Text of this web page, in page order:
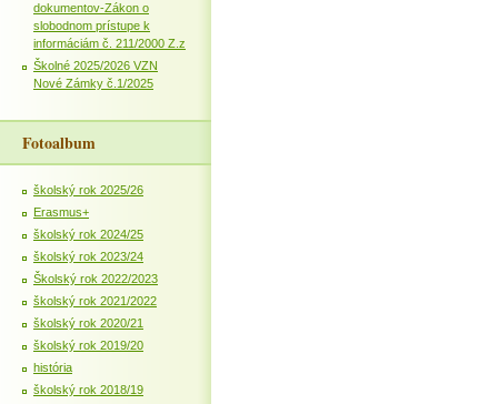
dokumentov-Zákon o
slobodnom prístupe k
informáciám č. 211/2000 Z.z
Školné 2025/2026 VZN
Nové Zámky č.1/2025
Fotoalbum
školský rok 2025/26
Erasmus+
školský rok 2024/25
školský rok 2023/24
Školský rok 2022/2023
školský rok 2021/2022
školský rok 2020/21
školský rok 2019/20
história
školský rok 2018/19